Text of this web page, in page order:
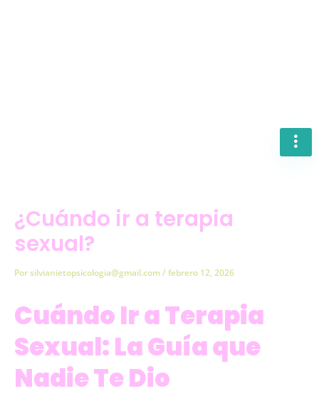
¿Cuándo ir a terapia
sexual?
Porsilvianietopsicologia@gmail.com/febrero 12, 2026
Cuándo Ir a Terapia
Sexual: La Guía que
Nadie Te Dio